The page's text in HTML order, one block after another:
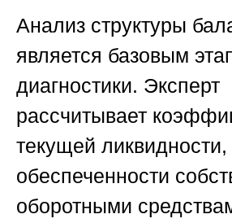
Анализ структуры
является базовым
диагностики. Эксперт
рассчитывает
текущей ликвидности,
обеспеченности
оборотными